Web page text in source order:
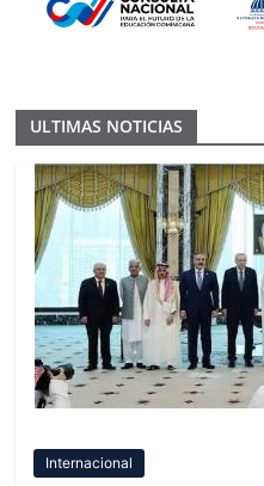
ULTIMAS NOTICIAS
Internacional